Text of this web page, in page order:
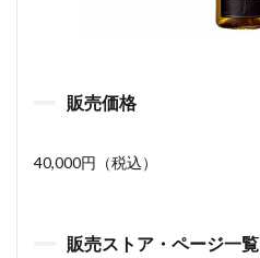
販売価格
40,000円（税込）
販売ストア・ページ一覧